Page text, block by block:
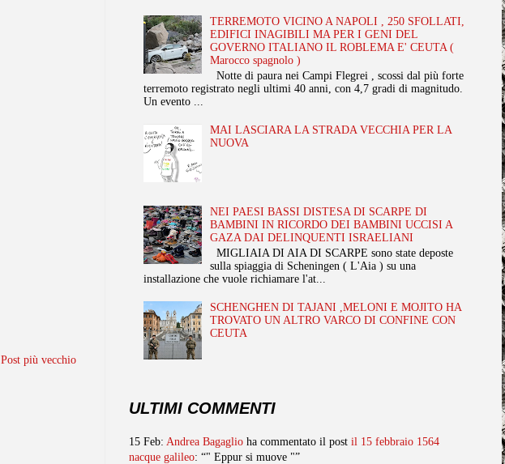
Post più vecchio
TERREMOTO VICINO A NAPOLI , 250 SFOLLATI,
EDIFICI INAGIBILI MA PER I GENI DEL
GOVERNO ITALIANO IL ROBLEMA E' CEUTA (
Marocco spagnolo )
Notte di paura nei Campi Flegrei , scossi dal più forte
terremoto registrato negli ultimi 40 anni, con 4,7 gradi di magnitudo.
Un evento ...
MAI LASCIARA LA STRADA VECCHIA PER LA
NUOVA
NEI PAESI BASSI DISTESA DI SCARPE DI
BAMBINI IN RICORDO DEI BAMBINI UCCISI A
GAZA DAI DELINQUENTI ISRAELIANI
MIGLIAIA DI AIA DI SCARPE sono state deposte
sulla spiaggia di Scheningen ( L'Aia ) su una
installazione che vuole richiamare l'at...
SCHENGHEN DI TAJANI ,MELONI E MOJITO HA
TROVATO UN ALTRO VARCO DI CONFINE CON
CEUTA
ULTIMI COMMENTI
15 Feb: Andrea Bagaglio ha commentato il post il 15 febbraio 1564
nacque galileo: “" Eppur si muove "”